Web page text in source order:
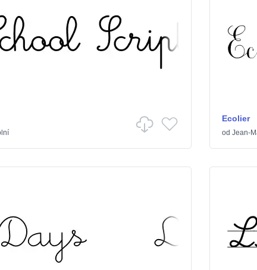
Ecolier
od Jean-